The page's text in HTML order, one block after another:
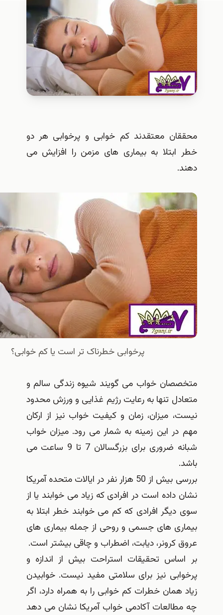
معتقدند کم خوابی و پرخوابی هر دو
به بیماری های مزمن را افزایش می
پرخوابی خطرناک تر است یا کم خوابی؟
خواب می گویند شیوه زندگی سالم و
تنها به رعایت رژیم غذایی و ورزش محدود
میزان، زمان و کیفیت خواب نیز از ارکان
این زمینه به شمار می رود. میزان خواب
شبانه ضروری برای بزرگسالان 7 تا 9 ساعت می
بررسی بیش از 50 هزار نفر در ایالات متحده آمریکا
داده است در افرادی که زیاد می خوابند یا از
افرادی که کم می خوابند خطر ابتلا به
های جسمی و روحی از جمله بیماری های
کرونر، دیابت، اضطراب و چاقی بیشتر است.
تحقیقات استراحت بیش از اندازه و
نیز برای سلامتی مفید نیست. خوابیدن
همان خطرات کم خوابی را به همراه دارد، اگر
آکادمی خواب آمریکا نشان می دهد